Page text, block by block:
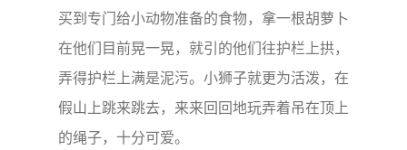
买到专门给小动物准备的食物，拿一根胡萝卜
在他们目前晃一晃，就引的他们往护栏上拱，
弄得护栏上满是泥污。小狮子就更为活泼，在
假山上跳来跳去，来来回回地玩弄着吊在顶上
的绳子，十分可爱。